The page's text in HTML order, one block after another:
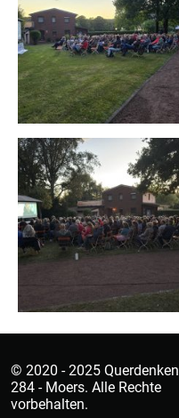
© 2020 - 2025 Querdenken
284 - Moers. Alle Rechte
vorbehalten.